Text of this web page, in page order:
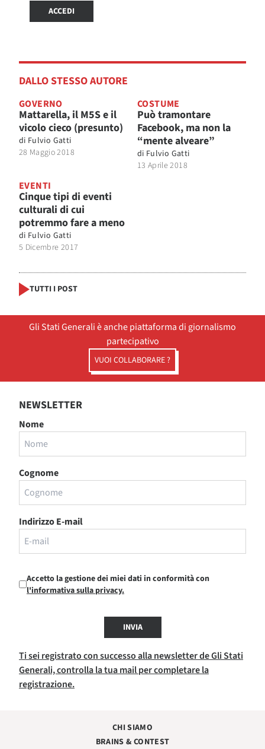
ACCEDI
DALLO STESSO AUTORE
GOVERNO
Mattarella, il M5S e il
vicolo cieco (presunto)
di Fulvio Gatti
28 Maggio 2018
COSTUME
Può tramontare
Facebook, ma non la
“mente alveare”
di Fulvio Gatti
13 Aprile 2018
EVENTI
Cinque tipi di eventi
culturali di cui
potremmo fare a meno
di Fulvio Gatti
5 Dicembre 2017
TUTTI I POST
Gli Stati Generali è anche piattaforma di giornalismo
partecipativo
VUOI COLLABORARE ?
NEWSLETTER
Nome
Cognome
Indirizzo E-mail
Accetto la gestione dei miei dati in conformità con
l'informativa sulla privacy.
INVIA
Ti sei registrato con successo alla newsletter de Gli Stati
Generali, controlla la tua mail per completare la
registrazione.
CHI SIAMO
BRAINS & CONTEST